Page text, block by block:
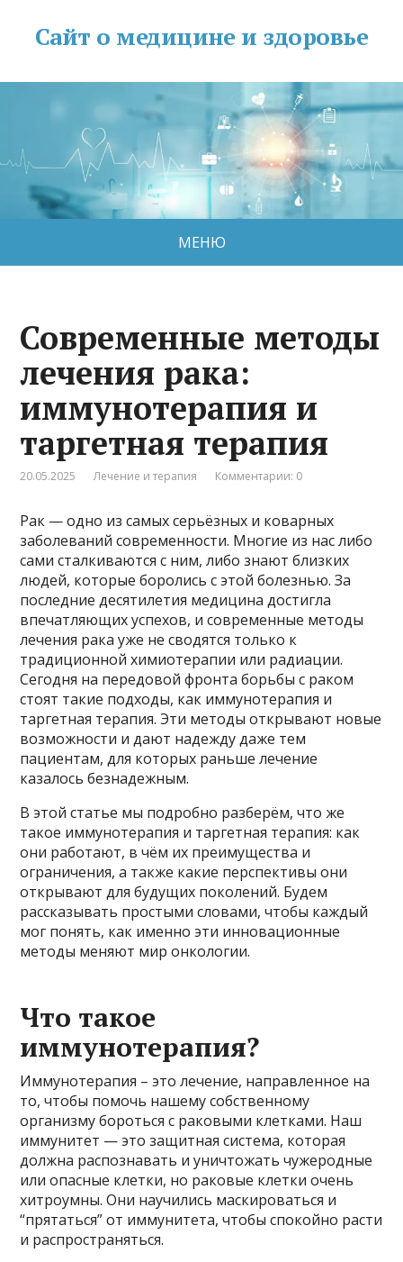
Сайт о медицине и здоровье
МЕНЮ
Современные методы
лечения рака:
иммунотерапия и
таргетная терапия
20.05.2025 Лечение и терапия Комментарии: 0
Рак — одно из самых серьёзных и коварных
заболеваний современности. Многие из нас либо
сами сталкиваются с ним, либо знают близких
людей, которые боролись с этой болезнью. За
последние десятилетия медицина достигла
впечатляющих успехов, и современные методы
лечения рака уже не сводятся только к
традиционной химиотерапии или радиации.
Сегодня на передовой фронта борьбы с раком
стоят такие подходы, как иммунотерапия и
таргетная терапия. Эти методы открывают новые
возможности и дают надежду даже тем
пациентам, для которых раньше лечение
казалось безнадежным.
В этой статье мы подробно разберём, что же
такое иммунотерапия и таргетная терапия: как
они работают, в чём их преимущества и
ограничения, а также какие перспективы они
открывают для будущих поколений. Будем
рассказывать простыми словами, чтобы каждый
мог понять, как именно эти инновационные
методы меняют мир онкологии.
Что такое
иммунотерапия?
Иммунотерапия – это лечение, направленное на
то, чтобы помочь нашему собственному
организму бороться с раковыми клетками. Наш
иммунитет — это защитная система, которая
должна распознавать и уничтожать чужеродные
или опасные клетки, но раковые клетки очень
хитроумны. Они научились маскироваться и
“прятаться” от иммунитета, чтобы спокойно расти
и распространяться.